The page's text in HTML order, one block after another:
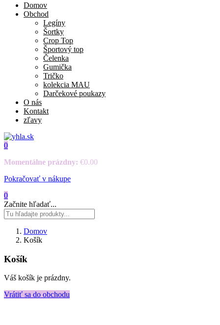
Domov
Obchod
Legíny
Šortky
Crop Top
Športový top
Čelenka
Gumička
Tričko
kolekcia MAU
Darčekové poukazy
O nás
Kontakt
zľavy
0
Momentálne prázdny: €0.00
Pokračovať v nákupe
0
Začnite hľadať...
Domov
Košík
Košík
Váš košík je prázdny.
Vrátiť sa do obchodu